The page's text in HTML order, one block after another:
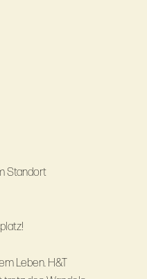
Standort
Leben. H&T